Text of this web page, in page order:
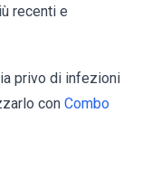
recenti e
privo di infezioni
con Combo